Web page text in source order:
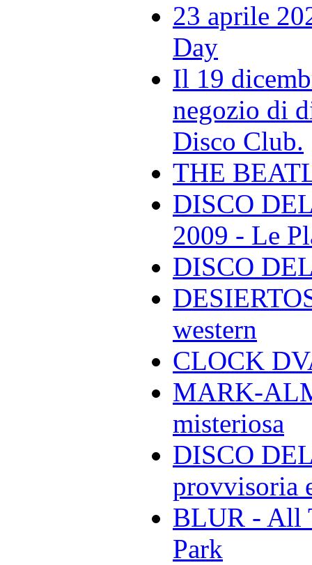
23 aprile
Day
Il 19
negozio di
Disco Club.
THE
DISCO
2009 - Le
DISCO
western
CLOCK
MARK-
misteriosa
DISCO
provvisoria
BLUR - All
Park